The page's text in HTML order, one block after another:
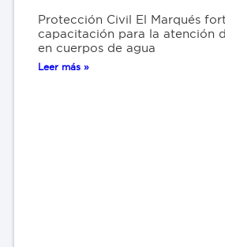
Protección Civil El Marqués
capacitación para la atención
en cuerpos de agua
Leer más »